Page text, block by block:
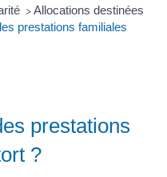
> Allocations destinées
prestations familiales
prestations
?